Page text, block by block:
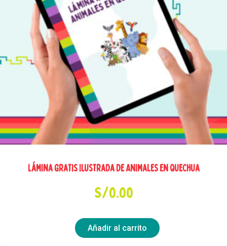
Lámina Gratis Ilustrada de Animales en Quechua
S/0.00
Añadir al carrito